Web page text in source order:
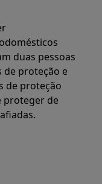
duas pessoas
de proteção e
de proteção
proteger de